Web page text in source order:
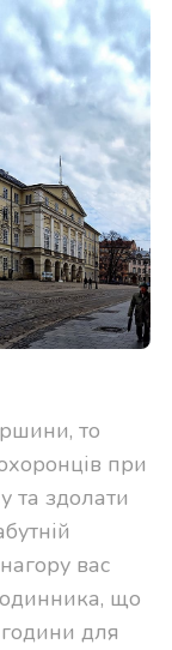
то
при
та здолати
вас
що
для